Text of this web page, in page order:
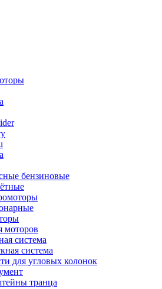
бензиновые
моторов
система
система
для угловых колонок
транца